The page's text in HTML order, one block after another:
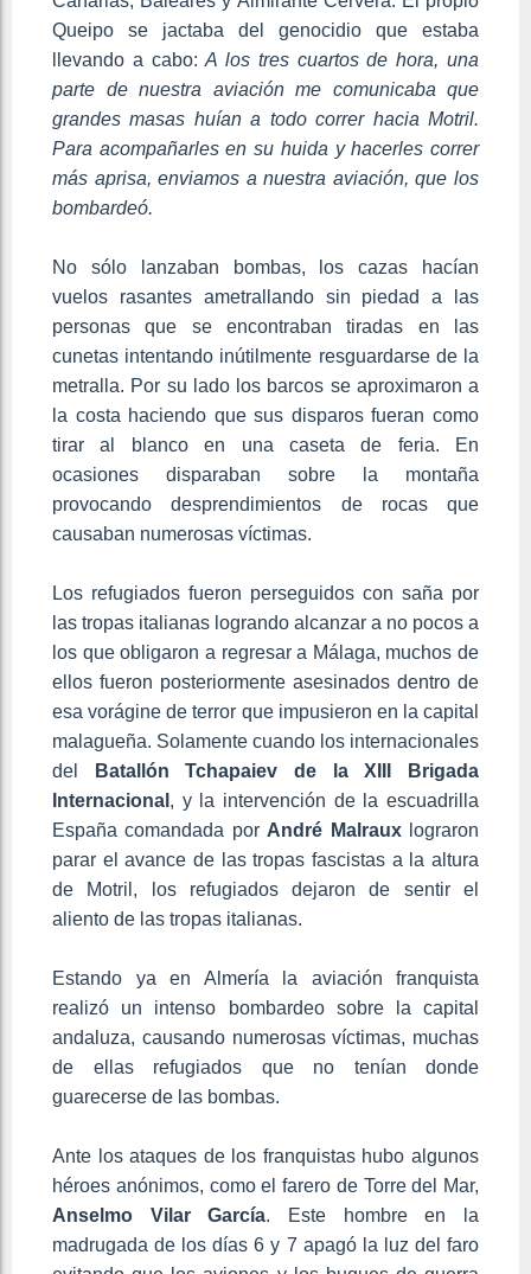
Queipo se jactaba del genocidio que estaba
llevando a cabo:A los tres cuartos de hora, una
parte de nuestra aviación me comunicaba que
grandes masas huían a todo correr hacia Motril.
Para acompañarles en su huida y hacerles correr
más aprisa, enviamos a nuestra aviación, que los
bombardeó.
No sólo lanzaban bombas, los cazas hacían
vuelos rasantes ametrallando sin piedad a las
personas que se encontraban tiradas en las
cunetas intentando inútilmente resguardarse de la
metralla. Por su lado los barcos se aproximaron a
la costa haciendo que sus disparos fueran como
tirar al blanco en una caseta de feria. En
ocasiones disparaban sobre la montaña
provocando desprendimientos de rocas que
causaban numerosas víctimas.
Los refugiados fueron perseguidos con saña por
las tropas italianas logrando alcanzar a no pocos a
los que obligaron a regresar a Málaga, muchos de
ellos fueron posteriormente asesinados dentro de
esa vorágine de terror que impusieron en la capital
malagueña. Solamente cuando los internacionales
del
Batallón Tchapaiev de la XIII Brigada
Internacional , y la intervención de la escuadrilla
España comandada por André Malrauxlograron
parar el avance de las tropas fascistas a la altura
de Motril, los refugiados dejaron de sentir el
aliento de las tropas italianas.
Estando ya en Almería la aviación franquista
realizó un intenso bombardeo sobre la capital
andaluza, causando numerosas víctimas, muchas
de ellas refugiados que no tenían donde
guarecerse de las bombas.
Ante los ataques de los franquistas hubo algunos
héroes anónimos, como el farero de Torre del Mar,
Anselmo Vilar García. Este hombre en la
madrugada de los días 6 y 7 apagó la luz del faro